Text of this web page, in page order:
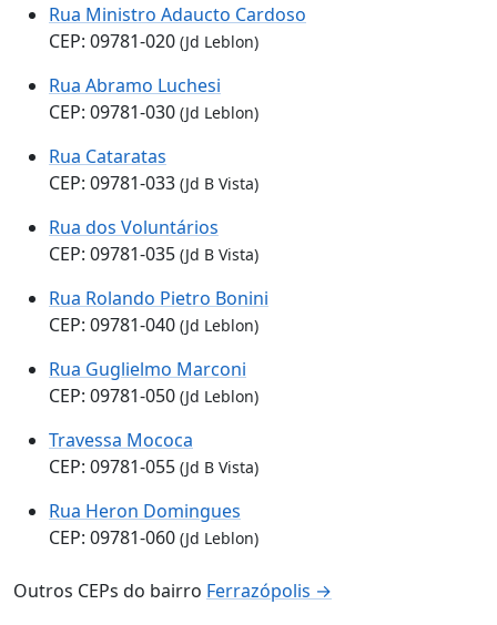
Rua Ministro Adaucto Cardoso
CEP: 09781-020 (Jd Leblon)
Rua Abramo Luchesi
CEP: 09781-030 (Jd Leblon)
Rua Cataratas
CEP: 09781-033 (Jd B Vista)
Rua dos Voluntários
CEP: 09781-035 (Jd B Vista)
Rua Rolando Pietro Bonini
CEP: 09781-040 (Jd Leblon)
Rua Guglielmo Marconi
CEP: 09781-050 (Jd Leblon)
Travessa Mococa
CEP: 09781-055 (Jd B Vista)
Rua Heron Domingues
CEP: 09781-060 (Jd Leblon)
Outros CEPs do bairro Ferrazópolis →